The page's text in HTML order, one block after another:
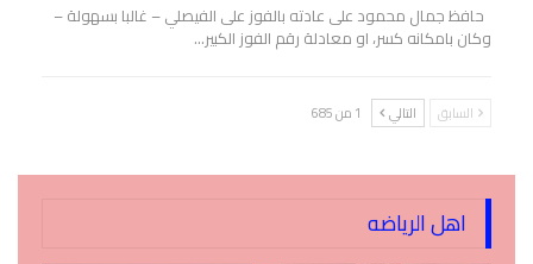
حافظ جمال محمود على عادته بالفوز على الفيصلي – غالبا بسهولة –
وكان بامكانه كسر، او معادلة رقم الفوز الكبير…
السابق التالي 1 من 685
اهل الرياضه